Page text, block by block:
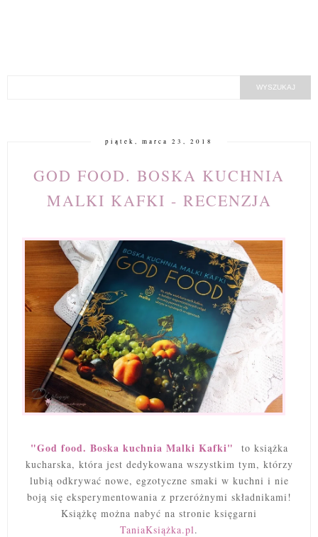
piątek, marca 23, 2018
GOD FOOD. BOSKA KUCHNIA
MALKI KAFKI - RECENZJA
"God food. Boska kuchnia Malki Kafki"
to książka
kucharska, która jest dedykowana wszystkim tym, którzy
lubią odkrywać nowe, egzotyczne smaki w kuchni i nie
boją się eksperymentowania z przeróżnymi składnikami!
Książkę można nabyć na stronie księgarni
TaniaKsiążka.pl.